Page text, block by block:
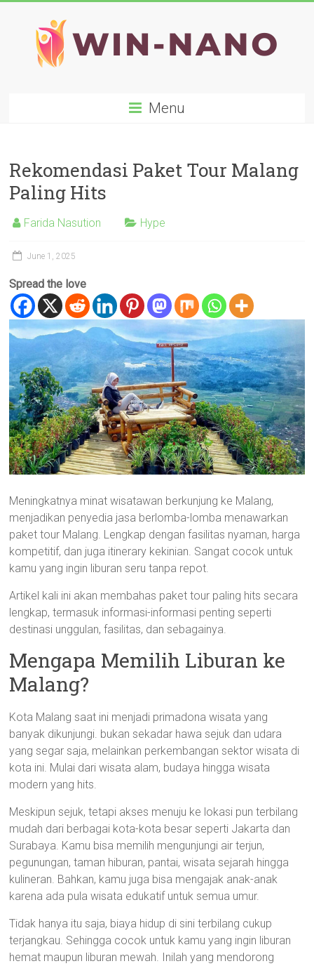
content
Menu
Rekomendasi Paket Tour Malang
Paling Hits
Farida Nasution Hype
June 1, 2025
Spread the love
Meningkatnya minat wisatawan berkunjung ke Malang,
menjadikan penyedia jasa berlomba-lomba menawarkan
paket tour Malang. Lengkap dengan fasilitas nyaman, harga
kompetitif, dan juga itinerary kekinian. Sangat cocok untuk
kamu yang ingin liburan seru tanpa repot.
Artikel kali ini akan membahas paket tour paling hits secara
lengkap, termasuk informasi-informasi penting seperti
destinasi unggulan, fasilitas, dan sebagainya.
Mengapa Memilih Liburan ke
Malang?
Kota Malang saat ini menjadi primadona wisata yang
banyak dikunjungi. bukan sekadar hawa sejuk dan udara
yang segar saja, melainkan perkembangan sektor wisata di
kota ini. Mulai dari wisata alam, budaya hingga wisata
modern yang hits.
Meskipun sejuk, tetapi akses menuju ke lokasi pun terbilang
mudah dari berbagai kota-kota besar seperti Jakarta dan
Surabaya. Kamu bisa memilih mengunjungi air terjun,
pegunungan, taman hiburan, pantai, wisata sejarah hingga
kulineran. Bahkan, kamu juga bisa mengajak anak-anak
karena ada pula wisata edukatif untuk semua umur.
Tidak hanya itu saja, biaya hidup di sini terbilang cukup
terjangkau. Sehingga cocok untuk kamu yang ingin liburan
hemat maupun liburan mewah. Inilah yang mendorong